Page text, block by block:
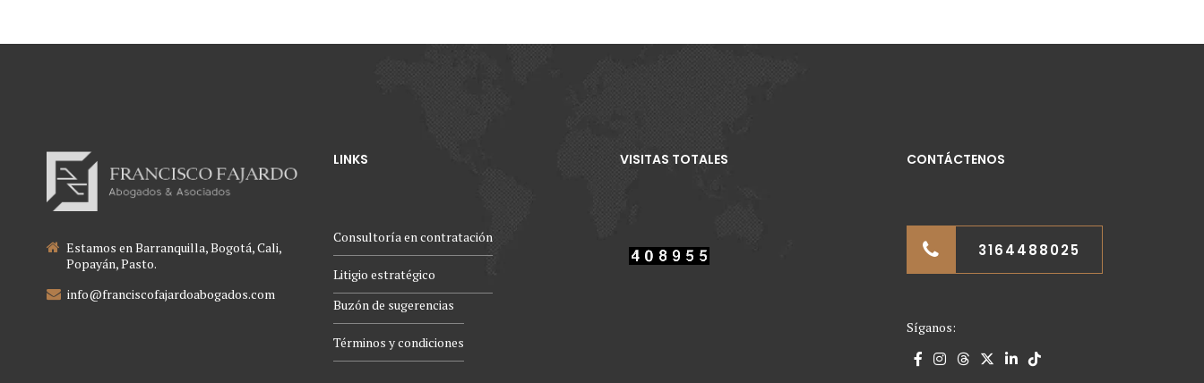
Estamos en Barranquilla, Bogotá, Cali,
Popayán, Pasto.
info@franciscofajardoabogados.com
LINKS
Consultoría en contratación
Litigio estratégico
Buzón de sugerencias
Términos y condiciones
VISITAS TOTALES CONTÁCTENOS
3164488025
Síganos: